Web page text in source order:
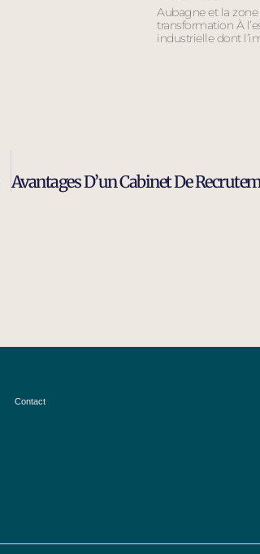
Aubagne et la
transformation À
industrielle dont
Contact